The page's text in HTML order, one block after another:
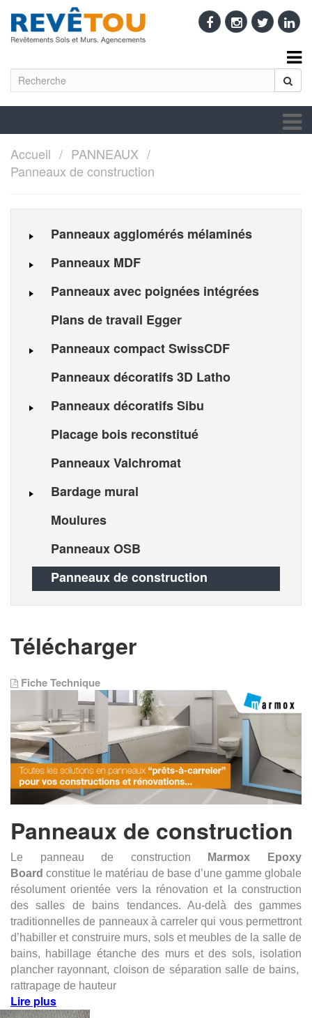
Accueil
PANNEAUX
Panneaux de construction
Panneaux agglomérés mélaminés
Panneaux MDF
Panneaux avec poignées intégrées
Plans de travail Egger
Panneaux compact SwissCDF
Panneaux décoratifs 3D Latho
Panneaux décoratifs Sibu
Placage bois reconstitué
Panneaux Valchromat
Bardage mural
Moulures
Panneaux OSB
Panneaux de construction
Télécharger
Fiche Technique
Panneaux de construction
Le panneau de construction
Marmox Epoxy
Board constitue le matériau de base d’une gamme globale
résolument orientée vers la rénovation et la construction
des salles de bains tendances. Au-delà des gammes
traditionnelles de panneaux à carreler qui vous permettront
d’habiller et construire murs, sols et meubles de la salle de
bains, habillage étanche des murs et des sols, isolation
plancher rayonnant, cloison de séparation salle de bains,
rattrapage de hauteur
Lire plus